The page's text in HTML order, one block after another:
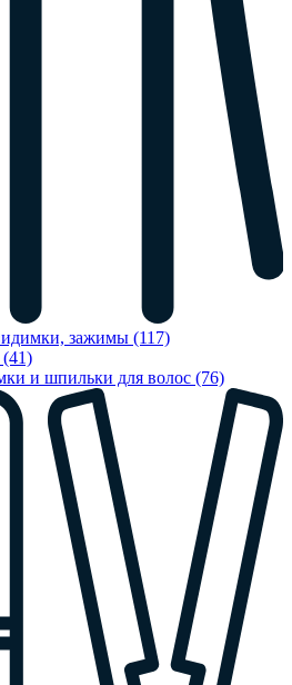
зажимы (117)
и шпильки для волос (76)